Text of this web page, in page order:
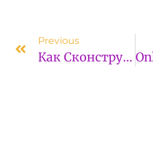
Previous
Как Сконструированы Механизмы Упорядочивания Площадок